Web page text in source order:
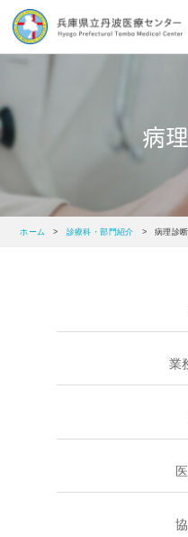
病
ホーム > 診療科・部門紹介 > 病理診断
業